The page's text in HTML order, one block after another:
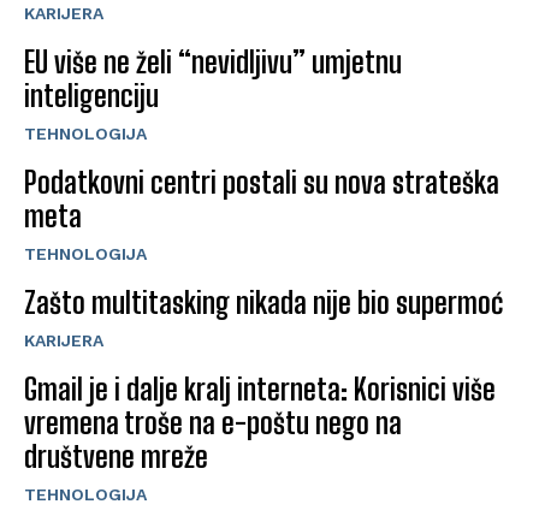
KARIJERA
EU više ne želi “nevidljivu” umjetnu
inteligenciju
TEHNOLOGIJA
Podatkovni centri postali su nova strateška
meta
TEHNOLOGIJA
Zašto multitasking nikada nije bio supermoć
KARIJERA
Gmail je i dalje kralj interneta: Korisnici više
vremena troše na e-poštu nego na
društvene mreže
TEHNOLOGIJA